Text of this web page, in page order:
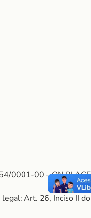
0001-00 – ON PLACE
Art. 26, Inciso II do